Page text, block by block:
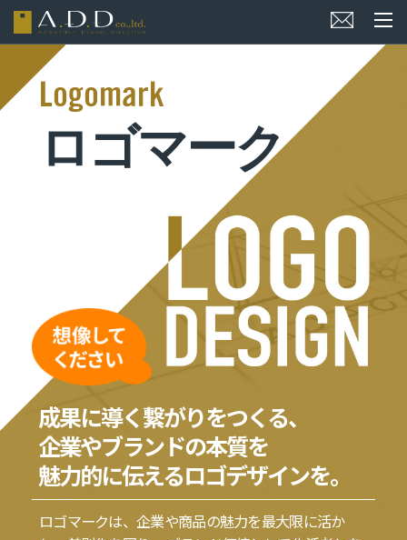
Logomark
ロゴマーク
成果に導く繋がりをつくる、
企業やブランドの本質を
魅力的に伝えるロゴデザインを。
ロゴマークは、企業や商品の魅力を最大限に活か